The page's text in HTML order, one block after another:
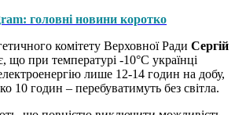
головні новини коротко
комітету Верховної Ради Сергій
що при температурі -10°C українці
лише 12-14 годин на добу,
10 годин – перебуватимуть без світла.